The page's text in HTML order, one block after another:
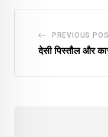
PREVIOUS
देसी पिस्तौल और